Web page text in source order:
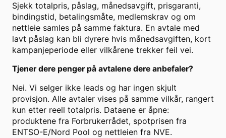
Sjekk totalpris, påslag, månedsavgift, prisgaranti,
bindingstid, betalingsmåte, medlemskrav og om
nettleie samles på samme faktura. En avtale med
lavt påslag kan bli dyrere hvis månedsavgiften, kort
kampanjeperiode eller vilkårene trekker feil vei.
Tjener dere penger på avtalene dere anbefaler?
Nei. Vi selger ikke leads og har ingen skjult
provisjon. Alle avtaler vises på samme vilkår, rangert
kun etter reell totalpris. Dataene er åpne:
produktene fra Forbrukerrådet, spotprisen fra
ENTSO-E/Nord Pool og nettleien fra NVE.